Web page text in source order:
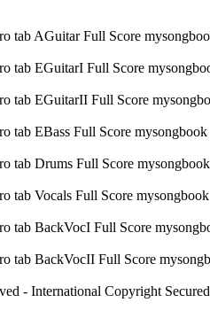
- International Copyright Secured